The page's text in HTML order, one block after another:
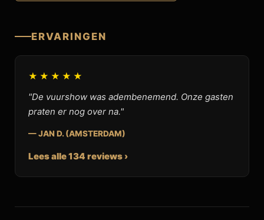
ERVARINGEN
★★★★★
"De vuurshow was adembenemend. Onze gasten
praten er nog over na."
— JAN D. (AMSTERDAM)
Lees alle 134 reviews ›